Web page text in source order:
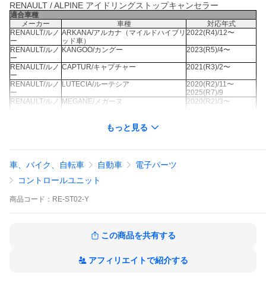
RENAULT / ALPINE アイドリングストップキャンセラー
適合車種
メーカー
車種
対応年式
RENAULT/ルノ
ー
ARKANA/アルカナ（マイルドハイブリ
ッド車）
2022(R4)/12〜
RENAULT/ルノ
ー
KANGOO/カングー 2023(R5)/4〜
RENAULT/ルノ
ー
CAPTUR/キャプチャー 2021(R3)/2〜
RENAULT/ルノ
ー
LUTECIA/ルーテシア
2020(R2)/11〜
2025(R7)/9
RENAULT/ルノ MEGANE/メガーヌ 2020(R2)/3〜
商品特徴
・アイドリングストップをOFF始まりに反転できます。
・純正ボタンを押せばアイドリングストップがONとなり
・日本国内で設計・開発・製造 MADE IN JAPAN！
※ディーラー車（デフォルトがアイドリングストップON
もっと見る
車、バイク、自転車 自動車
電子パーツ
コントロールユニット
商品 コード： RE-ST02-Y
この商品を共有する
アフィリエイトで紹介する